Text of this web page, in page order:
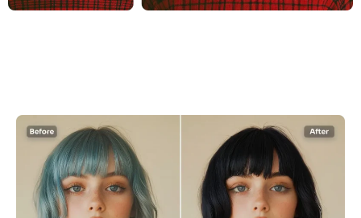
KI neu einfärben
Frisuren-Wechsler
Kleiderbügel